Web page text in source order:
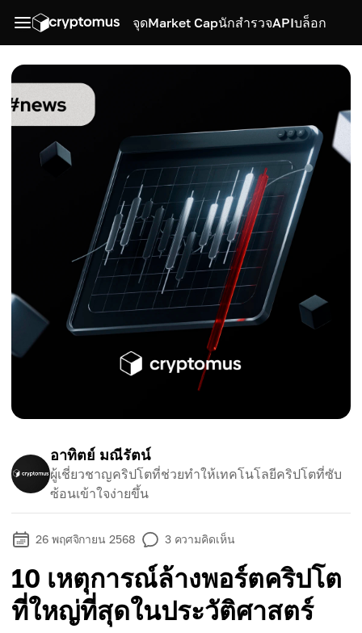
จุดMarket CapนักสำรวจAPIบล็อก
อาทิตย์ มณีรัตน์
ผู้เชี่ยวชาญคริปโตที่ช่วยทำให้เทคโนโลยีคริปโตที่ซับ
ซ้อนเข้าใจง่ายขึ้น
26 พฤศจิกายน 2568 3 ความคิดเห็น
10 เหตุการณ์ล้างพอร์ตคริปโต
ที่ใหญ่ที่สุดในประวัติศาสตร์